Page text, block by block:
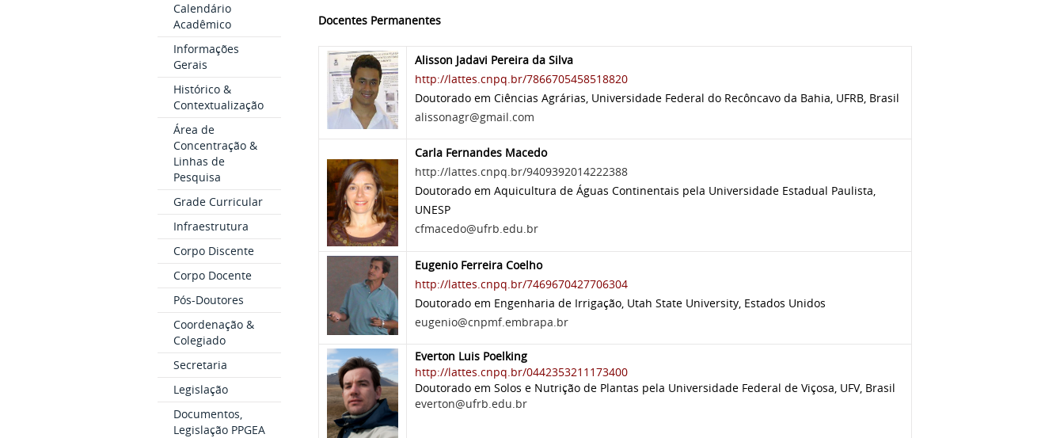
Calendário
Acadêmico
Informações
Gerais
Histórico &
Contextualização
Área de
Concentração &
Linhas de
Pesquisa
Grade Curricular
Infraestrutura
Corpo Discente
Corpo Docente
Pós-Doutores
Coordenação &
Colegiado
Secretaria
Legislação
Documentos,
Legislação PPGEA
Docentes Permanentes
Alisson Jadavi Pereira da Silva
http://lattes.cnpq.br/7866705458518820
Doutorado em Ciências Agrárias, Universidade Federal do Recôncavo da Bahia, UFRB, Brasil
alissonagr@gmail.com
Carla Fernandes Macedo
http://lattes.cnpq.br/9409392014222388
Doutorado em Aquicultura de Águas Continentais pela Universidade Estadual Paulista,
UNESP
cfmacedo@ufrb.edu.br
Eugenio Ferreira Coelho
http://lattes.cnpq.br/7469670427706304
Doutorado em Engenharia de Irrigação, Utah State University, Estados Unidos
eugenio@cnpmf.embrapa.br
Everton Luis Poelking
http://lattes.cnpq.br/0442353211173400
Doutorado em Solos e Nutrição de Plantas pela Universidade Federal de Viçosa, UFV, Brasil
everton@ufrb.edu.br